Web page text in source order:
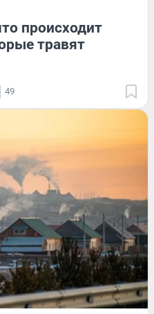
происходит
травят
49